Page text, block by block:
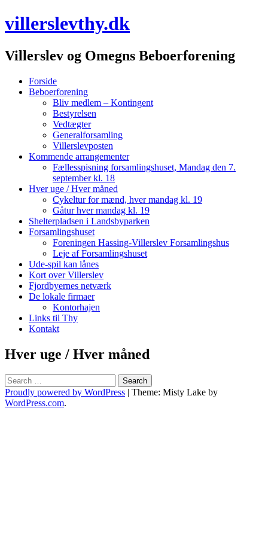
villerslevthy.dk
Villerslev og Omegns Beboerforening
Menu
Skip
Forside
Beboerforening
Bliv medlem – Kontingent
Bestyrelsen
Vedtægter
Generalforsamling
Villerslevposten
Kommende arrangementer
Fællesspisning forsamlingshuset, Mandag den 7.
september kl. 18
Hver uge / Hver måned
Cykeltur for mænd, hver mandag kl. 19
Gåtur hver mandag kl. 19
Shelterpladsen i Landsbyparken
Forsamlingshuset
Foreningen Hassing-Villerslev Forsamlingshus
Leje af Forsamlingshuset
Ude-spil kan lånes
Kort over Villerslev
Fjordbyernes netværk
De lokale firmaer
Kontorhajen
Links til Thy
Kontakt
Hver uge / Hver måned
Search
Proudly powered by WordPress | Theme: Misty Lake by
WordPress.com.